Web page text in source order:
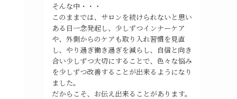
そんな中・・・
このままでは、サロンを続けられないと思い
ある日一念発起し、少しずつインナーケア
や、外側からのケアも取り入れ習慣を見直
し、やり過ぎ働き過ぎを減らし、自信と向き
合い少しずつ大切にすることで、色々な悩み
を少しずつ改善することが出来るようになり
ました。
だからこそ、お伝え出来ることがあります。